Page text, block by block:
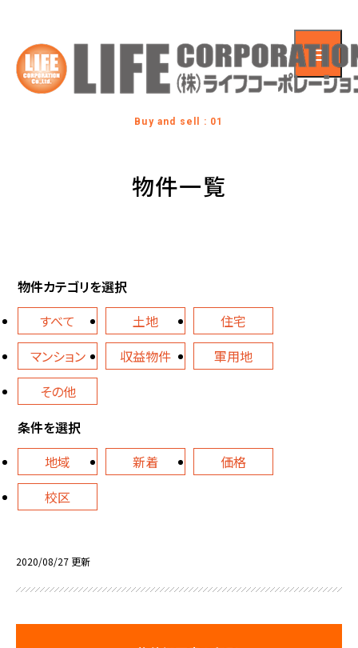
Buy and sell : 01
物件一覧
物件カテゴリを選択
すべて
土地
住宅
マンション
収益物件
軍用地
その他
条件を選択
地域
新着
価格
校区
2020/08/27 更新